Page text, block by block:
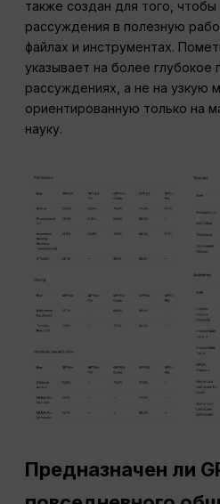
также создан для того, чтобы
рассуждения в полезную
файлах и инструментах.
указывает на более глубокое
рассуждениях, а не на узкую
ориентированную только на
науку.
Предназначен ли